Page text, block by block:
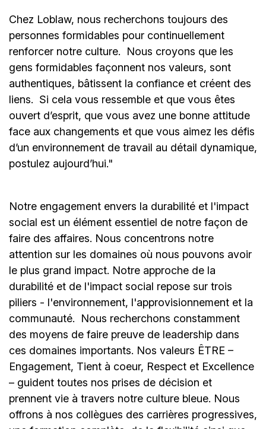
Chez Loblaw, nous recherchons toujours des
personnes formidables pour continuellement
renforcer notre culture. Nous croyons que les
gens formidables façonnent nos valeurs, sont
authentiques, bâtissent la confiance et créent des
liens. Si cela vous ressemble et que vous êtes
ouvert d’esprit, que vous avez une bonne attitude
face aux changements et que vous aimez les défis
d’un environnement de travail au détail dynamique,
postulez aujourd’hui."
Notre engagement envers la durabilité et l'impact
social est un élément essentiel de notre façon de
faire des affaires. Nous concentrons notre
attention sur les domaines où nous pouvons avoir
le plus grand impact. Notre approche de la
durabilité et de l'impact social repose sur trois
piliers - l'environnement, l'approvisionnement et la
communauté.
Nous recherchons constamment
des moyens de faire preuve de leadership dans
ces domaines importants. Nos valeurs ÊTRE –
Engagement, Tient à coeur, Respect et Excellence
– guident toutes nos prises de décision et
prennent vie à travers notre culture bleue. Nous
offrons à nos collègues des carrières progressives,